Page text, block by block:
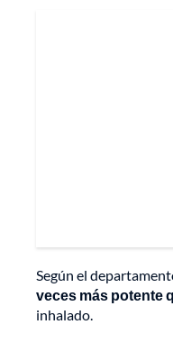
Según el
veces más potente
inhalado.